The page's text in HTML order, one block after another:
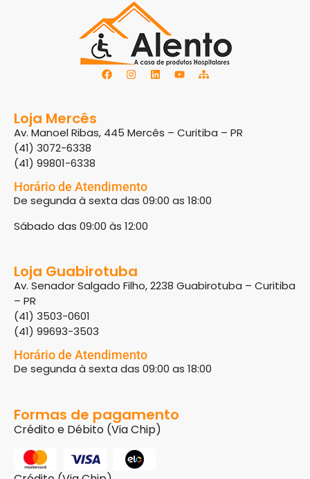
Loja Mercês
Av. Manoel Ribas, 445 Mercês – Curitiba – PR
(41) 3072-6338
(41) 99801-6338
Horário de Atendimento
De segunda à sexta das 09:00 as 18:00
Sábado das 09:00 às 12:00
Loja Guabirotuba
Av. Senador Salgado Filho, 2238 Guabirotuba – Curitiba
– PR
(41) 3503-0601
(41) 99693-3503
Horário de Atendimento
De segunda à sexta das 09:00 as 18:00
Formas de pagamento
Crédito e Débito (Via Chip)